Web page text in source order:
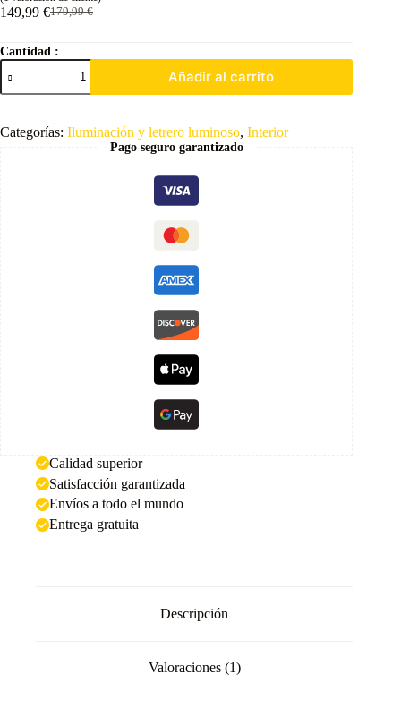
179,99€
149,99 €
Cantidad :
Añadir al carrito
Categorías: Iluminación y letrero luminoso, Interior
Pago seguro garantizado
Calidad superior
Satisfacción garantizada
Envíos a todo el mundo
Entrega gratuita
Descripción
Valoraciones (1)